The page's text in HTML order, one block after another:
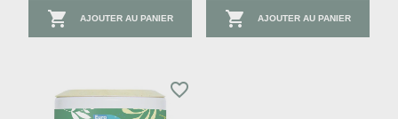
 AJOUTER AU PANIER  AJOUTER AU PANIER
favorite_border